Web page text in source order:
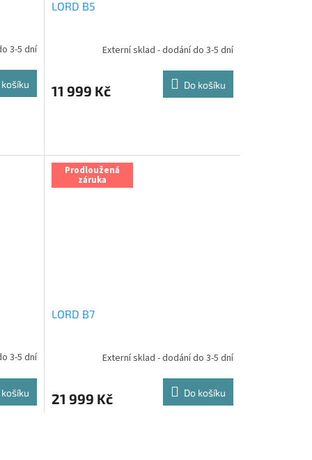
3-5 dní
košíku
LORD B5
Externí sklad - dodání do 3-5 dní
11 999 Kč Do košíku
3-5 dní
košíku
Prodloužená
záruka
LORD B7
Externí sklad - dodání do 3-5 dní
21 999 Kč Do košíku